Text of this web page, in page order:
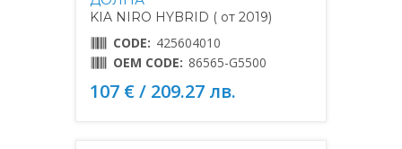
KIA NIRO HYBRID ( от 2019)
CODE: 425604010
OEM CODE: 86565-G5500
107 € / 209.27 лв.